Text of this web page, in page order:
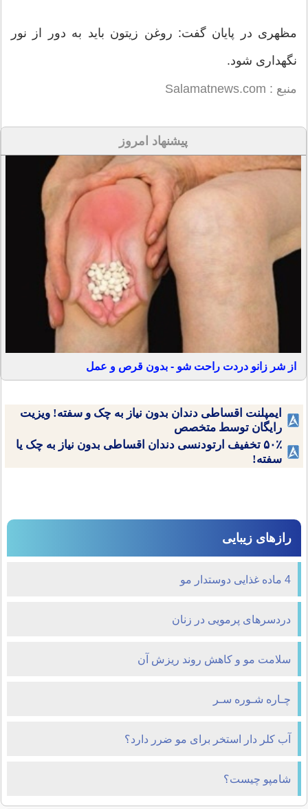
مظهری در پایان گفت: روغن زیتون باید به دور از نور
نگهداری شود.
منبع : Salamatnews.com
پیشنهاد امروز
از شر زانو دردت راحت شو - بدون قرص و عمل
ایمپلنت اقساطی دندان بدون نیاز به چک و سفته! ویزیت
رایگان توسط متخصص
۵۰٪ تخفیف ارتودنسی دندان اقساطی بدون نیاز به چک یا
سفته!
رازهای زیبایی
4 ماده غذایی دوستدار مو
دردسرهای پرمویی در زنان
سلامت مو و کاهش روند ریزش آن
چـاره شـوره سـر
آب کلر دار استخر برای مو ضرر دارد؟
شامپو چیست؟